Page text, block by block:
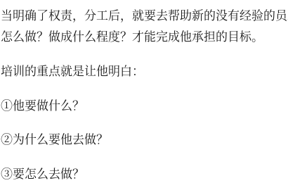
当明确了权责，分工后，就要去帮助新的没有经验的
怎么做？做成什么程度？才能完成他承担的目标。
培训的重点就是让他明白：
①他要做什么？
②为什么要他去做？
③要怎么去做？